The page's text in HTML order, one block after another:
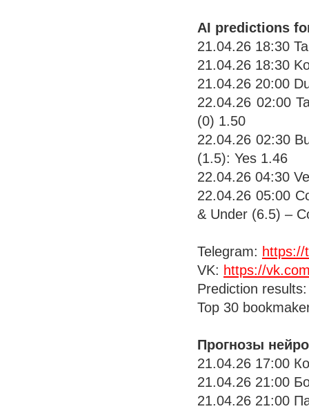
AI predictions
21.04.26 18:30
21.04.26 18:30
21.04.26 20:00
22.04.26 02:00
(0) 1.50
22.04.26 02:30
(1.5): Yes 1.46
22.04.26 04:30
22.04.26 05:00
& Under (6.5) –
Telegram: https://
VK: https://
Prediction
Top 30
Прогнозы
21.04.26 17:00
21.04.26 21:00
21.04.26 21:00